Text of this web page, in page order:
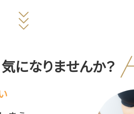
気になりませんか？